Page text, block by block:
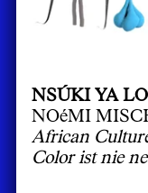
NSÚKI YA
NOéMI
African
Color ist nie